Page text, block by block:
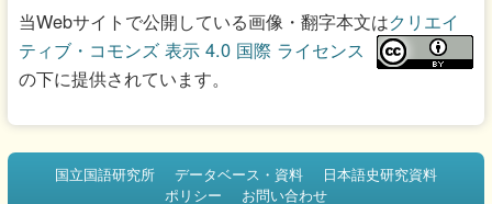
当Webサイトで公開している画像・翻字本文はクリエイ
ティブ・コモンズ 表示 4.0 国際 ライセンス
の下に提供されています。
国立国語研究所 データベース・資料
日本語史研究資料
ポリシー
お問い合わせ